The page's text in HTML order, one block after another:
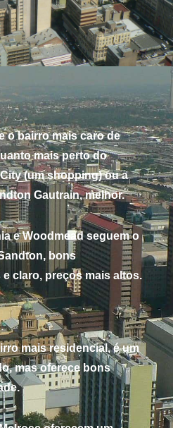
o bairro mais caro de
mais perto do
(um shopping) ou a
Gautrain, melhor.
e Woodmead seguem o
bons
claro, preços mais altos.
mais residencial, é um
mas oferece bons